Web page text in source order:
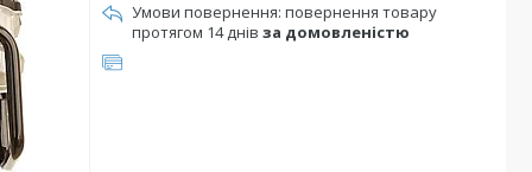
повернення товару
протягом 14 днів за домовленістю